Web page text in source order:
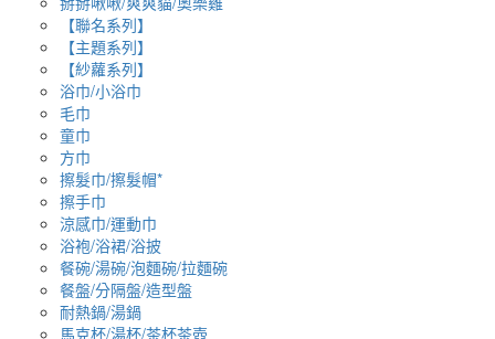
【聯名系列】
【主題系列】
【紗蘿系列】
浴巾/小浴巾
毛巾
童巾
方巾
擦髮巾/擦髮帽*
擦手巾
涼感巾/運動巾
浴袍/浴裙/浴披
餐碗/湯碗/泡麵碗/拉麵碗
餐盤/分隔盤/造型盤
耐熱鍋/湯鍋
馬克杯/湯杯/茶杯茶壺